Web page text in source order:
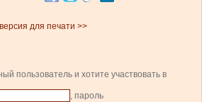
версия для печати >>
пользователь и хотите участвовать в
, пароль